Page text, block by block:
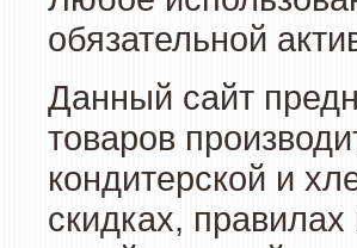
обязательной
Данный сайт
товаров
кондитерской и
скидках,